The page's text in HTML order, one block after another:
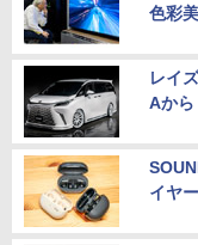
色彩
レイ
Aから
イヤ